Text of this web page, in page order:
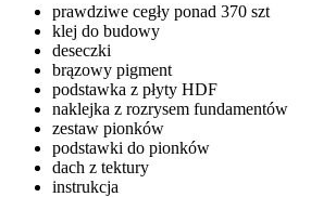
prawdziwe cegły ponad 370 szt
klej do budowy
deseczki
brązowy pigment
podstawka z płyty HDF
naklejka z rozrysem fundamentów
zestaw pionków
podstawki do pionków
dach z tektury
instrukcja